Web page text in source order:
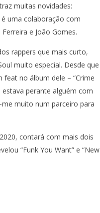
muitas novidades:
uma colaboração com
e João Gomes.
rappers que mais curto,
muito especial. Desde que
no álbum dele – “Crime
estava perante alguém com
muito num parceiro para
contará com mais dois
“Funk You Want” e “New